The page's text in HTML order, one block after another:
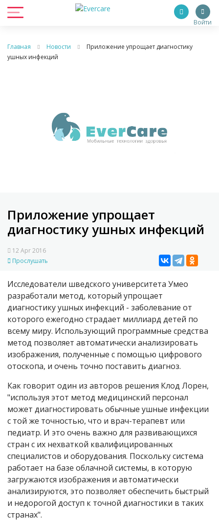
Войти
Главная Новости
Приложение упрощает диагностику
ушных инфекций
Приложение упрощает
диагностику ушных инфекций
12 Apr 2016
Прослушать
Исследователи шведского университета Умео
разработали метод, который упрощает
диагностику ушных инфекций - заболевание от
которого ежегодно страдает миллиард детей по
всему миру. Использующий программные средства
метод позволяет автоматически анализировать
изображения, полученные с помощью цифрового
отоскопа, и очень точно поставить диагноз.
Как говорит один из авторов решения Клод Лорен,
"используя этот метод медицинский персонал
может диагностировать обычные ушные инфекции
с той же точностью, что и врач-терапевт или
педиатр. И это очень важно для развивающихся
стран с их нехваткой квалифицированных
специалистов и оборудования. Поскольку система
работает на базе облачной системы, в которую
загружаются изображения и автоматически
анализируются, это позволяет обеспечить быстрый
и недорогой доступ к точной диагностики в таких
странах".